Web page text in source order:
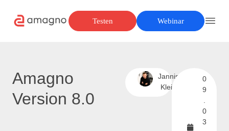
Testen Webinar
Amagno
Version 8.0
Jannis
Klein
0
9
0
3